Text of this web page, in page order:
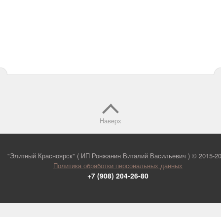
Наверх
"Элитный Красноярск" ( ИП Ронжанин Виталий Васильевич ) © 2015-
Политика обработки персональных данных
+7 (908) 204-26-80